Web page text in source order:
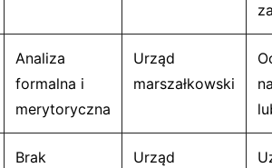
Analiza
formalna i
merytoryczna
Urząd
marszałkowski
Brak
Urząd